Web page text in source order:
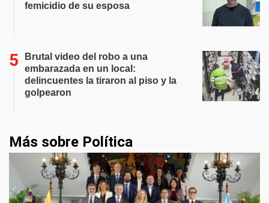
femicidio de su esposa
Brutal video del robo a una
embarazada en un local:
delincuentes la tiraron al piso y la
golpearon
Más sobre Política